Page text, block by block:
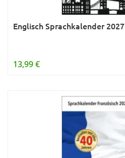
Englisch Sprachkalender 2027
13,99 €